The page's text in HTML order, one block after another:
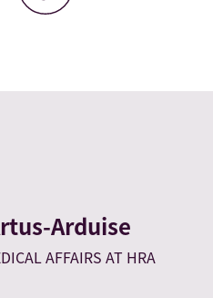
Arduise
AFFAIRS AT HRA